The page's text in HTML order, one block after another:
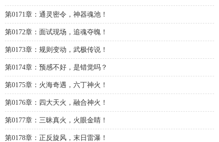
第0171章：通灵密令，神器魂池！
第0172章：面试现场，追魂夺魄！
第0173章：规则变动，武极传说！
第0174章：预感不好，是错觉吗？
第0175章：火海奇遇，六丁神火！
第0176章：四大天火，融合神火！
第0177章：三昧真火，火眼金睛！
第0178章：正反旋风，末日雷瀑！